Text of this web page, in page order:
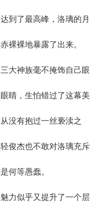
了最高峰，洛璃的月
裸裸地暴露了出来。
神族毫不掩饰自己眼
睛，生怕错过了这幕美
没有抱过一丝亵渎之
俊杰也不敢对洛璃充斥
何等愚蠢。
力似乎又提升了一个层